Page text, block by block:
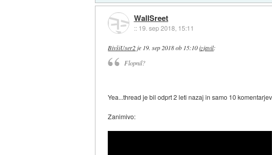
WallSreet
:: 19. sep 2018, 15:11
BivšiUser2 je 19. sep 2018 ob 15:10 izjavil:
Flopnil?
Yea...thread je bil odprt 2 leti nazaj in samo 10
Zanimivo: